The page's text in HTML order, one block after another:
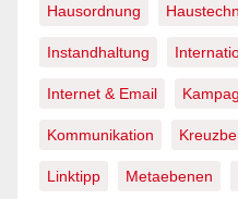
Hausordnung
Instandhaltung
Internet & Email
Kommunikation
Linktipp Metaebenen